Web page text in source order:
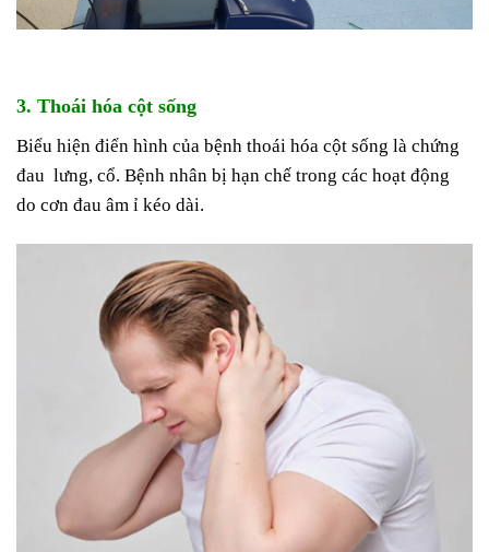
3. Thoái hóa cột sống
Biểu hiện điển hình của bệnh thoái hóa cột sống là chứng
đau lưng, cổ. Bệnh nhân bị hạn chế trong các hoạt động
do cơn đau âm ỉ kéo dài.